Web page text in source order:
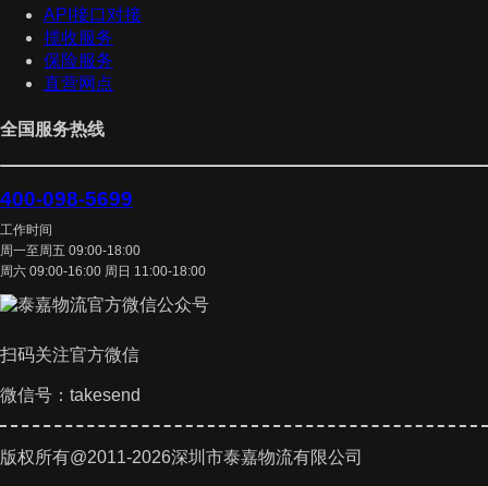
API接口对接
揽收服务
保险服务
直营网点
全国服务热线
400-098-5699
工作时间
周一至周五 09:00-18:00
周六 09:00-16:00 周日 11:00-18:00
扫码关注官方微信
微信号：takesend
版权所有@2011-2026深圳市泰嘉物流有限公司